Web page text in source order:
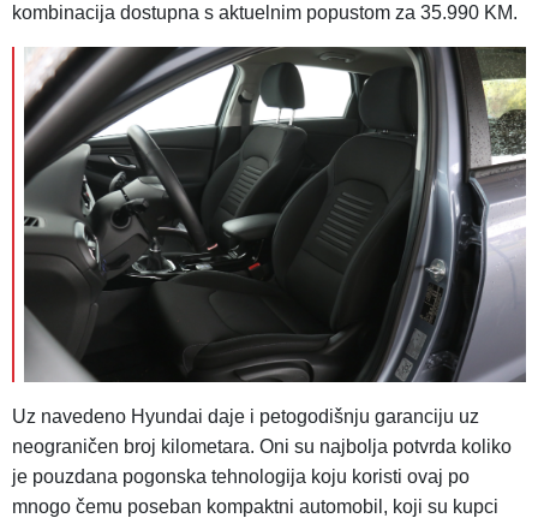
kombinacija dostupna s aktuelnim popustom za 35.990 KM.
Uz navedeno Hyundai daje i petogodišnju garanciju uz
neograničen broj kilometara. Oni su najbolja potvrda koliko
je pouzdana pogonska tehnologija koju koristi ovaj po
mnogo čemu poseban kompaktni automobil, koji su kupci